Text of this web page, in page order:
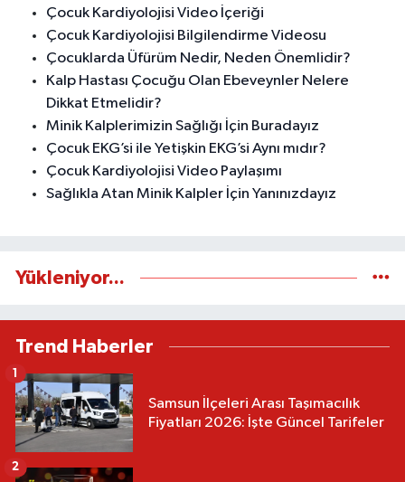
Çocuk Kardiyolojisi Video İçeriği
Çocuk Kardiyolojisi Bilgilendirme Videosu
Çocuklarda Üfürüm Nedir, Neden Önemlidir?
Kalp Hastası Çocuğu Olan Ebeveynler Nelere
Dikkat Etmelidir?
Minik Kalplerimizin Sağlığı İçin Buradayız
Çocuk EKG’si ile Yetişkin EKG’si Aynı mıdır?
Çocuk Kardiyolojisi Video Paylaşımı
Sağlıkla Atan Minik Kalpler İçin Yanınızdayız
Yükleniyor...
Trend Haberler
Samsun İlçeleri Arası Taşımacılık
Fiyatları 2026: İşte Güncel Tarifeler
1
2